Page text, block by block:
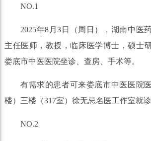
NO.1
2025年8月3日（周日），湖南中医
主任医师，教授，临床医学博士，硕士
娄底市中医医院坐诊、查房、手术等。
有需求的患者可来娄底市中医医院
楼）三楼（317室）徐无忌名医工作室就诊
NO.2